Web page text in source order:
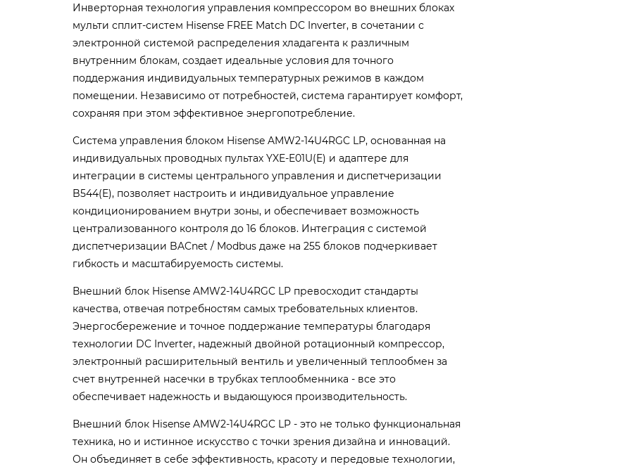
Инверторная технология управления компрессором во внешних блоках
мульти сплит-систем Hisense FREE Match DC Inverter, в сочетании с
электронной системой распределения хладагента к различным
внутренним блокам, создает идеальные условия для точного
поддержания индивидуальных температурных режимов в каждом
помещении. Независимо от потребностей, система гарантирует комфорт,
сохраняя при этом эффективное энергопотребление.
Система управления блоком Hisense AMW2-14U4RGC LP, основанная на
индивидуальных проводных пультах YXE-E01U(E) и адаптере для
интеграции в системы центрального управления и диспетчеризации
B544(E), позволяет настроить и индивидуальное управление
кондиционированием внутри зоны, и обеспечивает возможность
централизованного контроля до 16 блоков. Интеграция с системой
диспетчеризации BACnet / Modbus даже на 255 блоков подчеркивает
гибкость и масштабируемость системы.
Внешний блок Hisense AMW2-14U4RGC LP превосходит стандарты
качества, отвечая потребностям самых требовательных клиентов.
Энергосбережение и точное поддержание температуры благодаря
технологии DC Inverter, надежный двойной ротационный компрессор,
электронный расширительный вентиль и увеличенный теплообмен за
счет внутренней насечки в трубках теплообменника - все это
обеспечивает надежность и выдающуюся производительность.
Внешний блок Hisense AMW2-14U4RGC LP - это не только функциональная
техника, но и истинное искусство с точки зрения дизайна и инноваций.
Он объединяет в себе эффективность, красоту и передовые технологии,